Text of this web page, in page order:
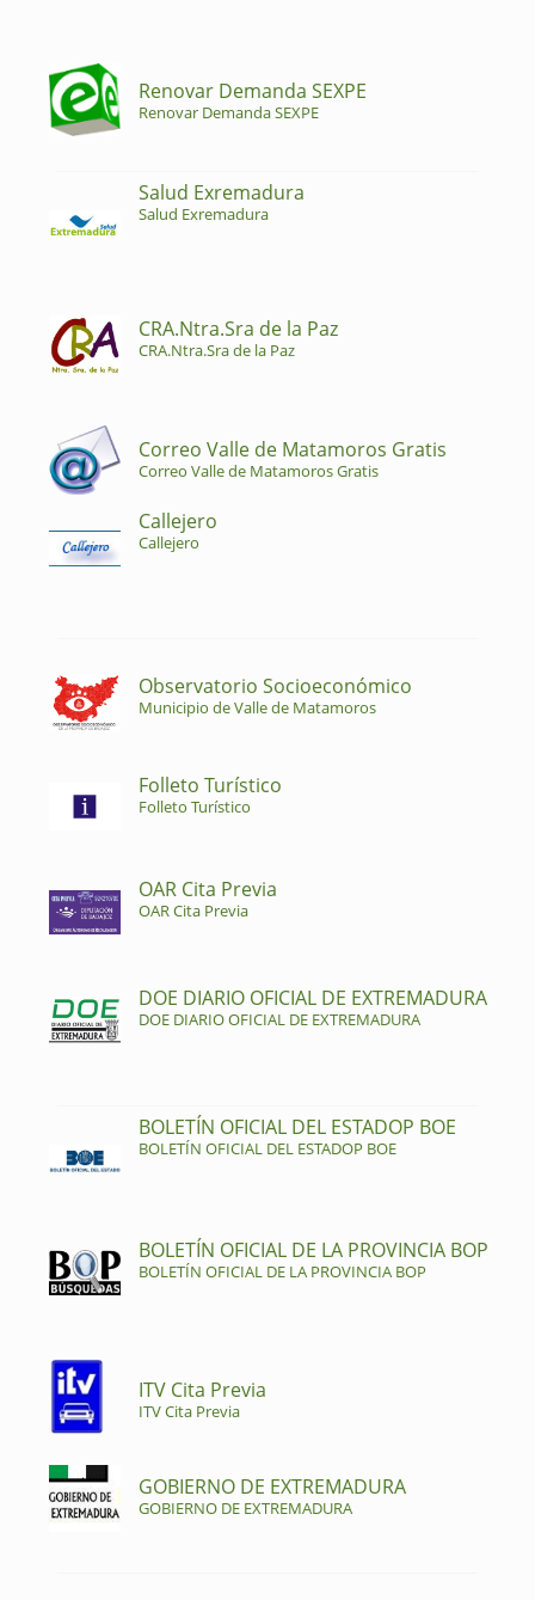
Renovar Demanda SEXPE
Renovar Demanda SEXPE
Salud Exremadura
Salud Exremadura
CRA.Ntra.Sra de la Paz
CRA.Ntra.Sra de la Paz
Correo Valle de Matamoros Gratis
Correo Valle de Matamoros Gratis
Callejero
Callejero
Observatorio Socioeconómico
Municipio de Valle de Matamoros
Folleto Turístico
Folleto Turístico
OAR Cita Previa
OAR Cita Previa
DOE DIARIO OFICIAL DE EXTREMADURA
DOE DIARIO OFICIAL DE EXTREMADURA
BOLETÍN OFICIAL DEL ESTADOP BOE
BOLETÍN OFICIAL DEL ESTADOP BOE
BOLETÍN OFICIAL DE LA PROVINCIA BOP
BOLETÍN OFICIAL DE LA PROVINCIA BOP
ITV Cita Previa
ITV Cita Previa
GOBIERNO DE EXTREMADURA
GOBIERNO DE EXTREMADURA